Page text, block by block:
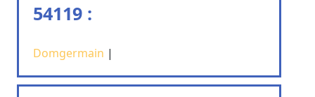
54119 :
Domgermain |